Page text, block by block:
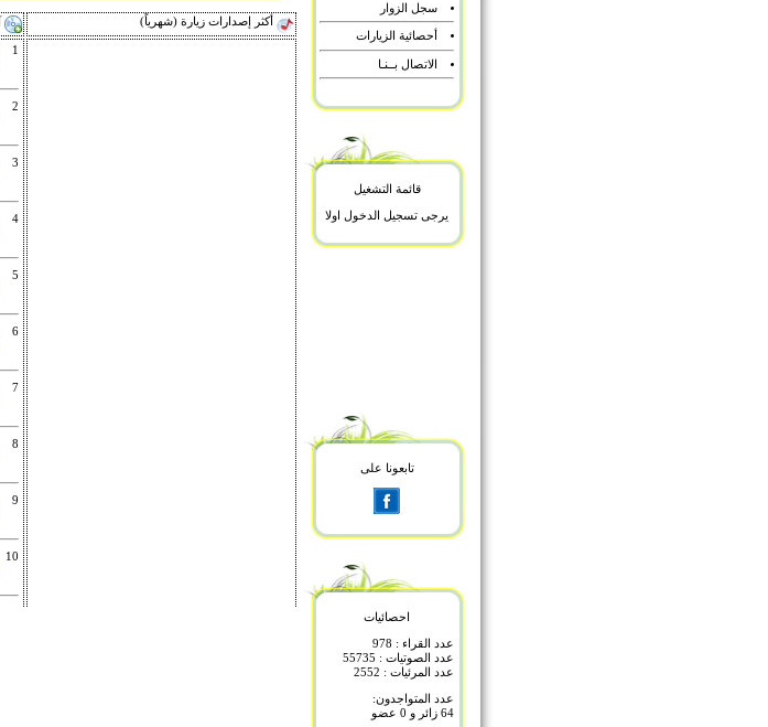
أكثر إصدارات زيارة (شهرياً)
1
2
3
4
5
6
7
8
9
10
سجل الزوار
أحصائية الزيارات
الاتصال بــنـا
قائمة التشغيل
يرجى تسجيل الدخول اولا
تابعونا على
احصائيات
عدد القراء : 978
عدد الصوتيات : 55735
عدد المرئيات : 2552
عدد المتواجدون:
64 زائر و 0 عضو